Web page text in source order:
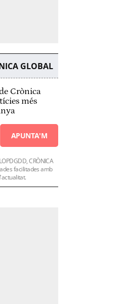
GLOBAL
Crònica
més
APUNTA'M
CRÒNICA
facilitades amb